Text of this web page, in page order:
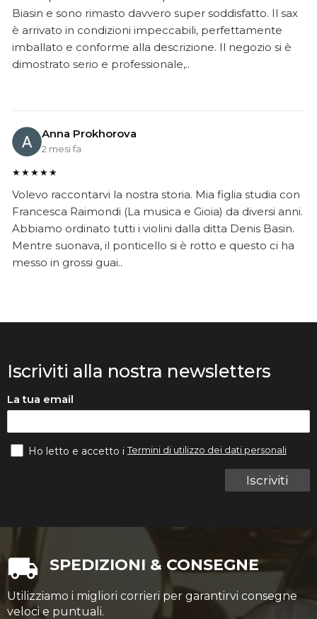
Biasin e sono rimasto davvero super soddisfatto. Il sax
è arrivato in condizioni impeccabili, perfettamente
imballato e conforme alla descrizione. Il negozio si è
dimostrato serio e professionale,..
Anna Prokhorova
2 mesi fa
★★★★★
Volevo raccontarvi la nostra storia. Mia figlia studia con
Francesca Raimondi (La musica e Gioia) da diversi anni.
Abbiamo ordinato tutti i violini dalla ditta Denis Basin.
Mentre suonava, il ponticello si è rotto e questo ci ha
messo in grossi guai..
Iscriviti alla nostra newsletters
La tua email
Iscriviti
Ho letto e accetto iTermini di utilizzo dei dati personali
SPEDIZIONI & CONSEGNE
Utilizziamo i migliori corrieri per garantirvi consegne
veloci e puntuali.